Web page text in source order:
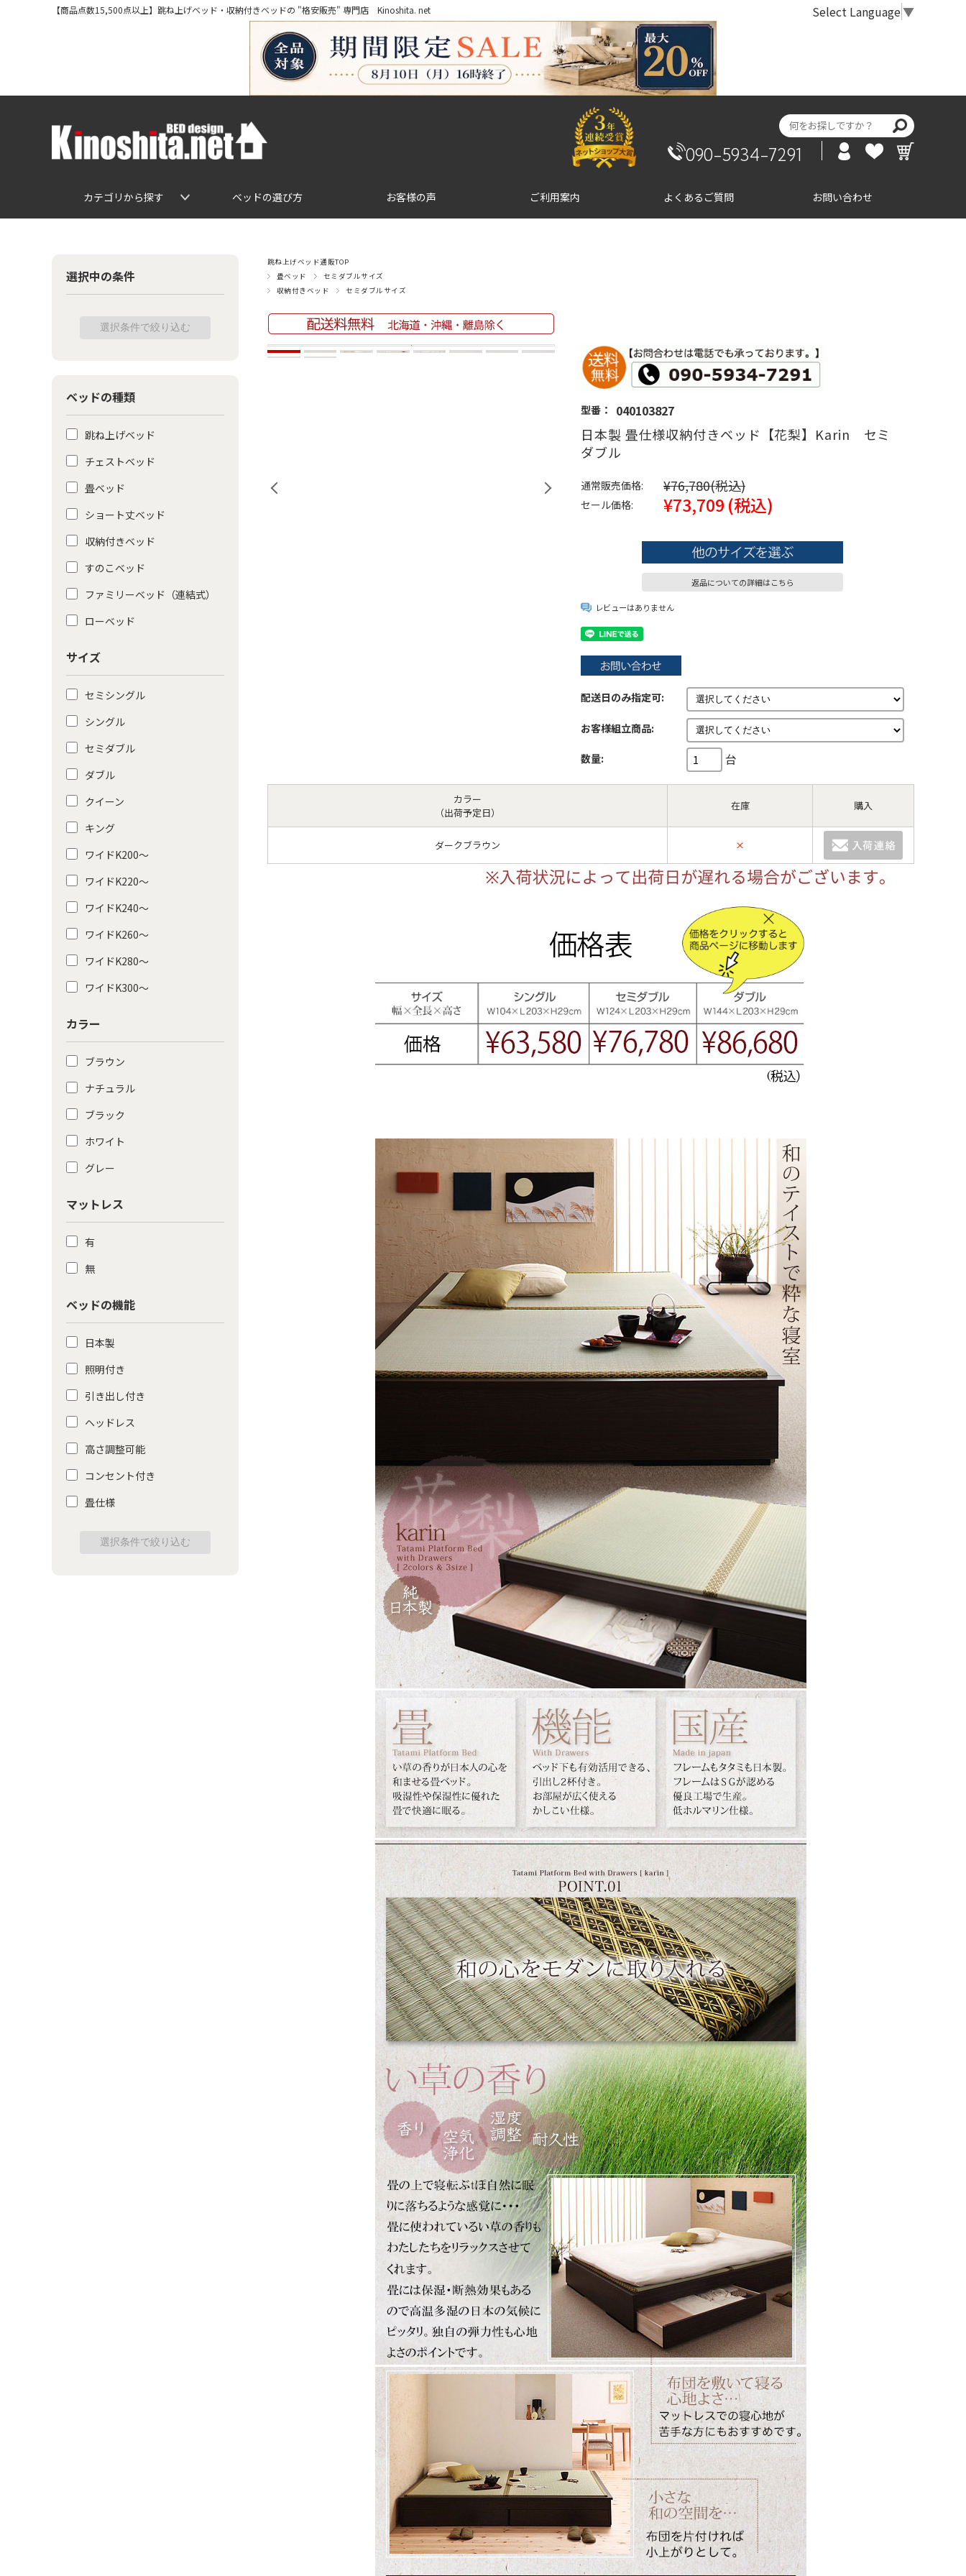
【商品点数15,500点以上】跳ね上げベッド・収納付きベッドの "格安販売" 専門店 Kinoshita. net Select Language▼
090-5934-7291
カテゴリから探す ベッドの選び方 お客様の声 ご利用案内 よくあるご質問 お問い合わせ
跳ね上げベッド通販TOP
畳ベッド
セミダブルサイズ
収納付きベッド
セミダブルサイズ
型番： 040103827
日本製 畳仕様収納付きベッド【花梨】Karin セミ
ダブル
通常販売価格: ¥76,780(税込)
セール価格: ¥73,709 (税込)
返品についての詳細はこちら
レビューはありません
配送日のみ指定可:
お客様組立商品:
数量: 台
カラー
（出荷予定日）
在庫 購入
ダークブラウン ×
選択中の条件
ベッドの種類
跳ね上げベッド
チェストベッド
畳ベッド
ショート丈ベッド
収納付きベッド
すのこベッド
ファミリーベッド（連結式）
ローベッド
サイズ
セミシングル
シングル
セミダブル
ダブル
クイーン
キング
ワイドK200〜
ワイドK220〜
ワイドK240〜
ワイドK260〜
ワイドK280〜
ワイドK300〜
カラー
ブラウン
ナチュラル
ブラック
ホワイト
グレー
マットレス
有
無
ベッドの機能
日本製
照明付き
引き出し付き
ヘッドレス
高さ調整可能
コンセント付き
畳仕様